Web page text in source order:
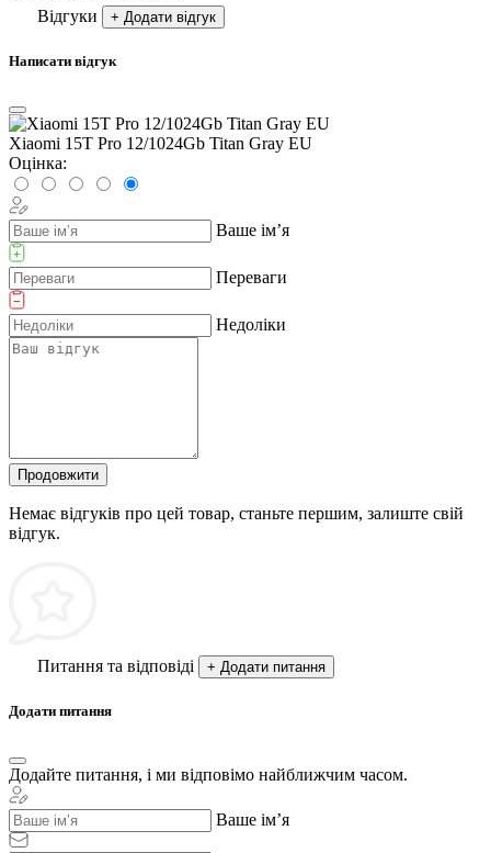
Відгуки
+ Додати відгук
Написати відгук
Xiaomi 15T Pro 12/1024Gb Titan Gray EU
Оцінка:
Ваше ім’я
Переваги
Недоліки
Продовжити
Немає відгуків про цей товар, станьте першим, залиште свій
відгук.
Питання та відповіді + Додати питання
Додати питання
Додайте питання, і ми відповімо найближчим часом.
Ваше ім’я